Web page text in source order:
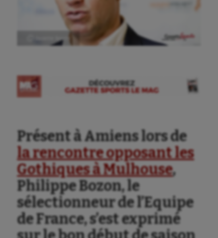
Présent à Amiens lors de
la rencontre opposant les
Gothiques à Mulhouse,
Philippe Bozon, le
sélectionneur de l’Equipe
de France, s’est exprimé